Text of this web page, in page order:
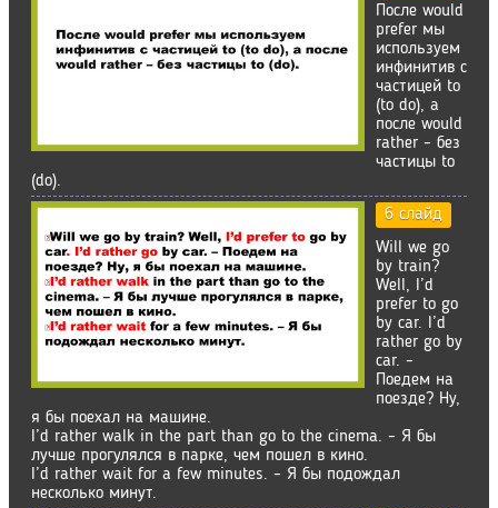
После would
prefer мы
используем
инфинитив с
частицей to
(to do), а
после would
rather – без
частицы to
(do).
6 слайд
Will we go
by train?
Well, I’d
prefer to go
by car. I’d
rather go by
car. –
Поедем на
поезде? Ну,
я бы поехал на машине.
I’d rather walk in the part than go to the cinema. – Я бы
лучше прогулялся в парке, чем пошел в кино.
I’d rather wait for a few minutes. – Я бы подождал
несколько минут.